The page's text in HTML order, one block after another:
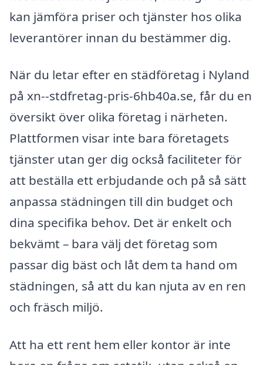
kan jämföra priser och tjänster hos olika
leverantörer innan du bestämmer dig.
När du letar efter en städföretag i Nyland
på xn--stdfretag-pris-6hb40a.se, får du en
översikt över olika företag i närheten.
Plattformen visar inte bara företagets
tjänster utan ger dig också faciliteter för
att beställa ett erbjudande och på så sätt
anpassa städningen till din budget och
dina specifika behov. Det är enkelt och
bekvämt – bara välj det företag som
passar dig bäst och låt dem ta hand om
städningen, så att du kan njuta av en ren
och fräsch miljö.
Att ha ett rent hem eller kontor är inte